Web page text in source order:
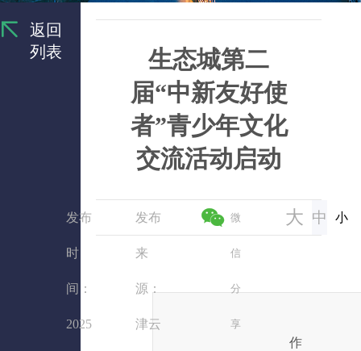
返回
列表
生态城第二
届“中新友好使
者”青少年文化
交流活动启动
发布
时
间：
2025
发布
来
源：
津云
微
信
分
享
大 中 小
作